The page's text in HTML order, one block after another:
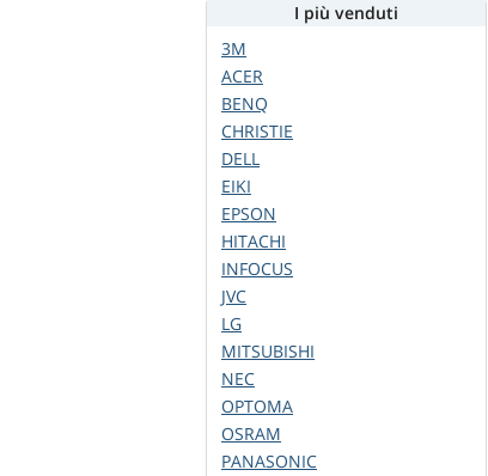
I più venduti
3M
ACER
BENQ
CHRISTIE
DELL
EIKI
EPSON
HITACHI
INFOCUS
JVC
LG
MITSUBISHI
NEC
OPTOMA
OSRAM
PANASONIC